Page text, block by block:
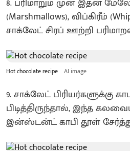
(Marshmallows), விப்கிரீம்
சாக்லேட் சிரப் ஊற்றி
Hot chocolate recipe AI image
9. சாக்லேட் பிரியர்களுக்கு
பிடித்திருந்தால், இந்த
இன்ஸ்டன்ட் காபி தூள்